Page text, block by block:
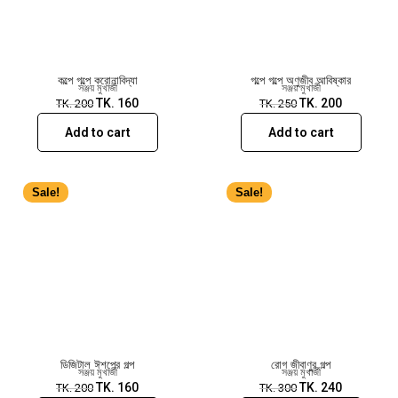
কল্পে গল্পে করোনাবিদ্যা
সঞ্জয় মুখার্জী
TK.200 TK. 160
Add to cart
গল্পে গল্পে অণুজীব আবিষ্কার
সঞ্জয় মুখার্জী
TK.250 TK. 200
Add to cart
Sale!
ডিজিটাল ঈশপের গল্প
সঞ্জয় মুখার্জী
TK.200 TK. 160
Sale!
রোগ জীবাণুর গল্প
সঞ্জয় মুখার্জী
TK.300 TK. 240